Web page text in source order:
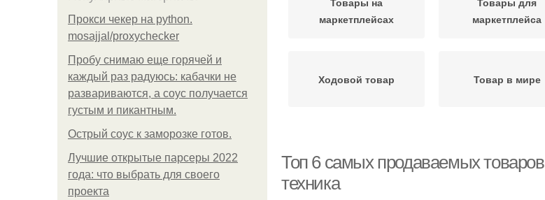
Прокси чекер на python.
mosajjal/proxychecker
Пробу снимаю еще горячей и
каждый раз радуюсь: кабачки не
развариваются, а соус получается
густым и пикантным.
Острый соус к заморозке готов.
Лучшие открытые парсеры 2022
года: что выбрать для своего
проекта
маркетплейсах
маркетплейса
Ходовой товар Товар в мире
перепродажи
Топ 6 самых продаваемых
техника